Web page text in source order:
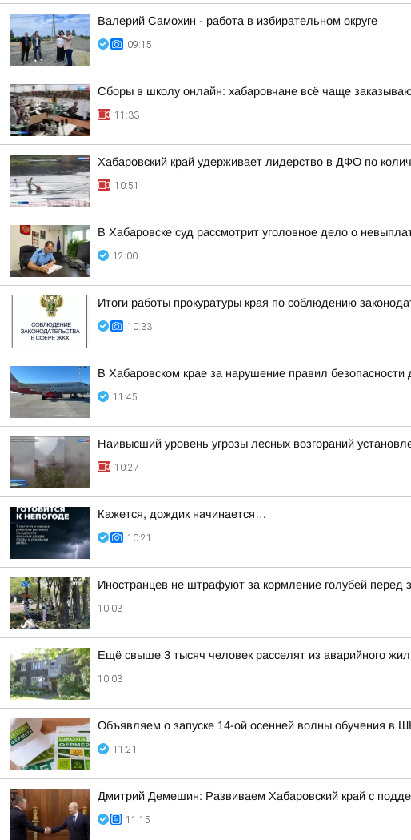
Валерий Самохин - работа в избирательном округе
09:15
Сборы в школу онлайн: хабаровчане всё чаще
11:33
Хабаровский край удерживает лидерство в ДФО по
10:51
В Хабаровске суд рассмотрит уголовное дело о
12:00
Итоги работы прокуратуры края по соблюдению
10:33
В Хабаровском крае за нарушение правил
11:45
Наивысший уровень угрозы лесных возгораний
10:27
Кажется, дождик начинается…
10:21
Иностранцев не штрафуют за кормление голубей перед
10:03
Ещё свыше 3 тысяч человек расселят из аварийного
10:03
Объявляем о запуске 14-ой осенней волны обучения
11:21
Дмитрий Демешин: Развиваем Хабаровский край с
11:15